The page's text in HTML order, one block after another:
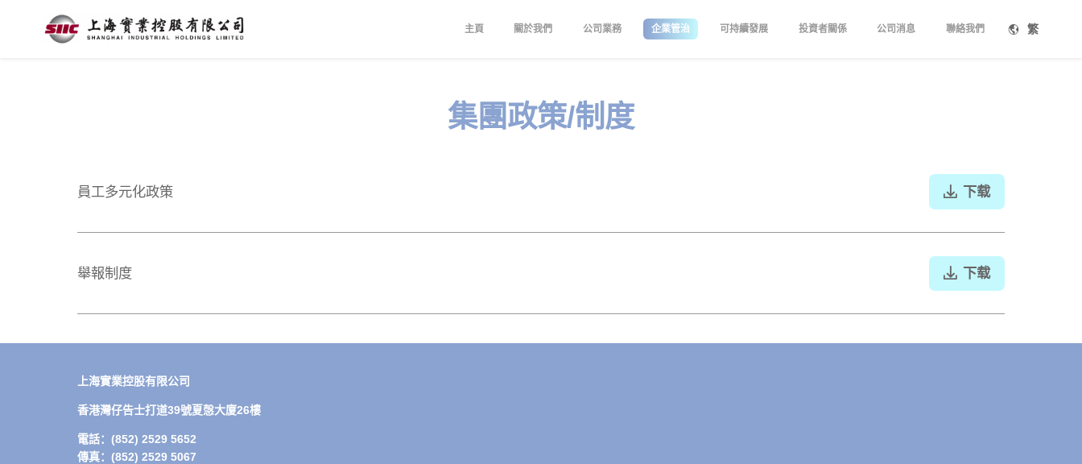
繁
主頁 關於我們 公司業務 企業管治 可持續發展 投資者關係 公司消息 聯絡我們
集團政策/制度
員工多元化政策 下载
舉報制度 下载
上海實業控股有限公司
香港灣仔告士打道39號夏愨大廈26樓
電話：(852) 2529 5652
傳真：(852) 2529 5067